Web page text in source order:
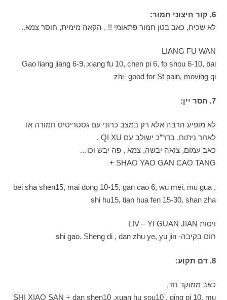
6. קור חיצוני חמור:
לא שכיח, כאב בטן חמור פתאומי !! , הקאה מימית, חוסר צמא..
LIANG FU WAN
Gao liang jiang 6-9, xiang fu 10, chen pi 6, fo shou 6-10, bai
zhi- good for St pain, moving qi
7. חסר יין:
לא מופיע הרבה אלא רק במצב כרוני עם גסטריטיס חמורה או
לאחר ניתוח, בדר”כ ישולב עם QI XU .
כאב עמום, צואה יבשה, צמא , פה יבש וכו…
SHAO YAO GAN CAO TANG +
bei sha shen15, mai dong 10-15, gan cao 6, wu mei, mu gua ,
shi hu15, tian hua fen 15-30, shan zha
ויסות LIV – YI GUAN JIAN
חום בקיבה- shi gao. Sheng di , dan zhu ye, yu jin
8. דם תקוע:
כאב ממוקד חד,
SHI XIAO SAN + dan shen10 ,xuan hu sou10 , qing pi 10, mu